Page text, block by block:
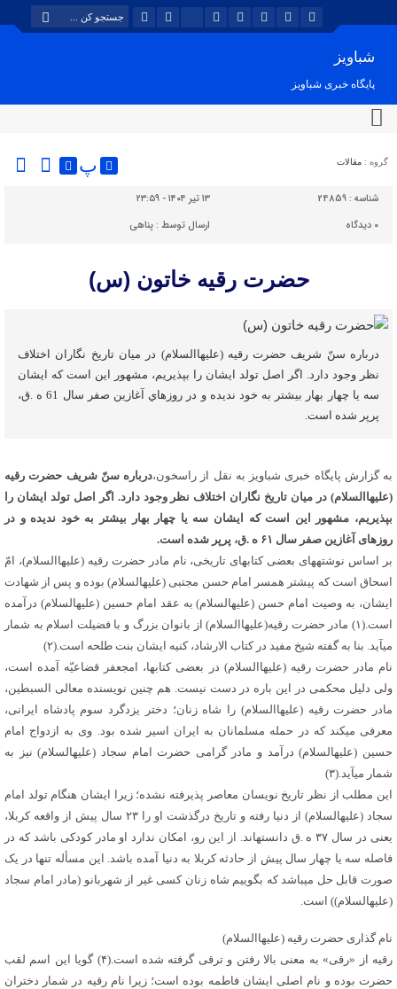
شباویز
پایگاه خبری شباویز
گروه : مقالات پ
شناسه : 24859
۱۳ تیر ۱۴۰۴ - ۲۳:۵۹
۰ دیدگاه ارسال توسط :پناهی
حضرت رقیه خاتون (س)
درباره سنّ شريف حضرت رقيه (عليهاالسلام) در ميان تاريخ نگاران اختلاف
نظر وجود دارد. اگر اصل تولد ايشان را بپذيريم، مشهور اين است که ايشان
سه يا چهار بهار بيشتر به خود نديده و در روزهاي آغازين صفر سال 61 ه .ق،
پرپر شده است.
به گزارش پایگاه خبری شباویز به نقل از راسخون،درباره سنّ شریف حضرت رقیه
(علیهاالسلام) در میان تاریخ نگاران اختلاف نظر وجود دارد. اگر اصل تولد ایشان را
بپذیریم، مشهور این است که ایشان سه یا چهار بهار بیشتر به خود ندیده و در
روزهای آغازین صفر سال ۶۱ ه .ق، پرپر شده است.
بر اساس نوشته‏های بعضی کتاب‏های تاریخی، نام مادر حضرت رقیه (علیهاالسلام)، امّ
اسحاق است که پیش‏تر همسر امام حسن مجتبی (علیه‏السلام) بوده و پس از شهادت
ایشان، به وصیت امام حسن (علیه‏السلام) به عقد امام حسین (علیه‏السلام) درآمده
است.(۱) مادر حضرت رقیه(علیهاالسلام) از بانوان بزرگ و با فضیلت اسلام به شمار
می‏آید. بنا به گفته شیخ مفید در کتاب الارشاد، کنیه ایشان بنت طلحه است.(۲)
نام مادر حضرت رقیه (علیهاالسلام) در بعضی کتاب‏ها، ام‏جعفر قضاعیّه آمده است،
ولی دلیل محکمی در این باره در دست نیست. هم چنین نویسنده معالی السبطین،
مادر حضرت رقیه (علیهاالسلام) را شاه زنان؛ دختر یزدگرد سوم پادشاه ایرانی،
معرفی می‏کند که در حمله مسلمانان به ایران اسیر شده بود. وی به ازدواج امام
حسین (علیه‏السلام) درآمد و مادر گرامی حضرت امام سجاد (علیه‏السلام) نیز به
شمار می‏آید.(۳)
این مطلب از نظر تاریخ نویسان معاصر پذیرفته نشده؛ زیرا ایشان هنگام تولد امام
سجاد (علیه‏السلام) از دنیا رفته و تاریخ درگذشت او را ۲۳ سال پیش از واقعه کربلا،
یعنی در سال ۳۷ ه .ق دانسته‏اند. از این رو، امکان ندارد او مادر کودکی باشد که در
فاصله سه یا چهار سال پیش از حادثه کربلا به دنیا آمده باشد. این مسأله تنها در یک
صورت قابل حل می‏باشد که بگوییم شاه زنان کسی غیر از شهربانو (مادر امام سجاد
(علیه‏السلام)) است.
نام گذاری حضرت رقیه (علیهاالسلام)
رقیه از «رقی» به معنی بالا رفتن و ترقی گرفته شده است.(۴) گویا این اسم لقب
حضرت بوده و نام اصلی ایشان فاطمه بوده است؛ زیرا نام رقیه در شمار دختران